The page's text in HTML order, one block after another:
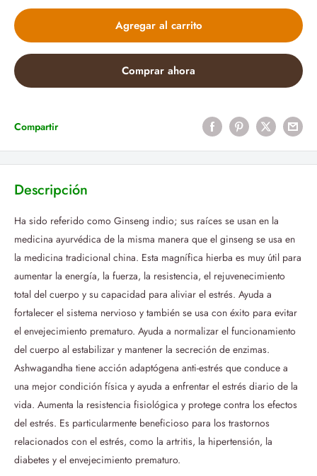
Agregar al carrito
Comprar ahora
Compartir
Descripción
Ha sido referido como Ginseng indio; sus raíces se usan en la
medicina ayurvédica de la misma manera que el ginseng se usa en
la medicina tradicional china. Esta magnífica hierba es muy útil para
aumentar la energía, la fuerza, la resistencia, el rejuvenecimiento
total del cuerpo y su capacidad para aliviar el estrés. Ayuda a
fortalecer el sistema nervioso y también se usa con éxito para evitar
el envejecimiento prematuro. Ayuda a normalizar el funcionamiento
del cuerpo al estabilizar y mantener la secreción de enzimas.
Ashwagandha tiene acción adaptógena anti-estrés que conduce a
una mejor condición física y ayuda a enfrentar el estrés diario de la
vida. Aumenta la resistencia fisiológica y protege contra los efectos
del estrés. Es particularmente beneficioso para los trastornos
relacionados con el estrés, como la artritis, la hipertensión, la
diabetes y el envejecimiento prematuro.